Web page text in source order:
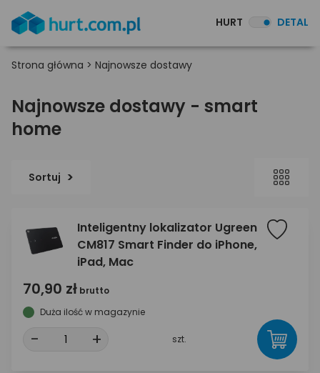
HURT DETAL
Strona główna > Najnowsze dostawy
Najnowsze dostawy - smart
home
Sortuj
Inteligentny lokalizator Ugreen
CM817 Smart Finder do iPhone,
iPad, Mac
70,90 zł brutto
Duża ilość w magazynie
- + szt.